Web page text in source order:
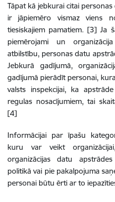
Tāpat kā jebkurai citai
ir jāpiemēro vismaz viens
tiesiskajiem pamatiem. [3] Ja
piemērojami un
atbilstību, personas datu
Jebkurā gadījumā,
gadījumā pierādīt personai,
valsts inspekcijai, ka
regulas nosacījumiem, tai
[4]
Informācijai par īpašu
kuru var veikt
organizācijas datu
politikā vai pie pakalpojuma
personai būtu ērti ar to